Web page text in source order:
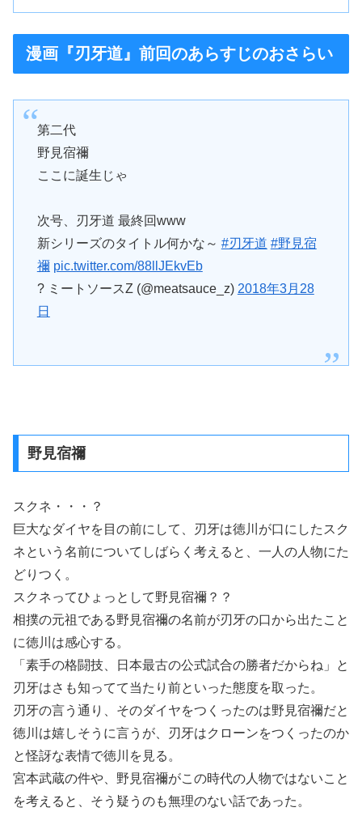
漫画『刃牙道』前回のあらすじのおさらい
第二代
野見宿禰
ここに誕生じゃ
次号、刃牙道 最終回www
新シリーズのタイトル何かな～ #刃牙道 #野見宿
禰 pic.twitter.com/88llJEkvEb
? ミートソースZ (@meatsauce_z) 2018年3月28
日
野見宿禰
スクネ・・・？
巨大なダイヤを目の前にして、刃牙は徳川が口にしたスク
ネという名前についてしばらく考えると、一人の人物にた
どりつく。
スクネってひょっとして野見宿禰？？
相撲の元祖である野見宿禰の名前が刃牙の口から出たこと
に徳川は感心する。
「素手の格闘技、日本最古の公式試合の勝者だからね」と
刃牙はさも知ってて当たり前といった態度を取った。
刃牙の言う通り、そのダイヤをつくったのは野見宿禰だと
徳川は嬉しそうに言うが、刃牙はクローンをつくったのか
と怪訝な表情で徳川を見る。
宮本武蔵の件や、野見宿禰がこの時代の人物ではないこと
を考えると、そう疑うのも無理のない話であった。